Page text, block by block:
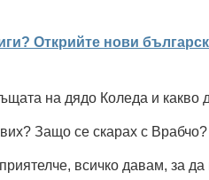
Открийте нови
на дядо Коледа и какво
Защо се скарах с
всичко давам, за